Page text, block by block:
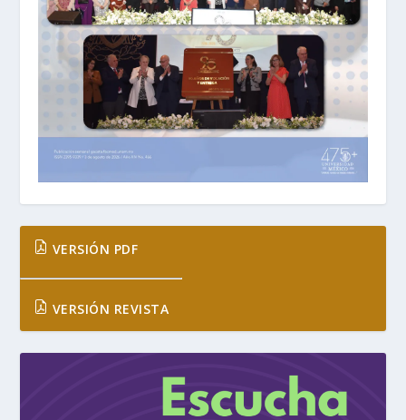
VERSIÓN PDF
VERSIÓN REVISTA